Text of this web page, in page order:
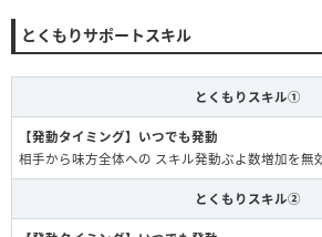
とくもりサポートスキル
とくもりスキル①
【発動タイミング】いつでも発動
相手から味方全体への スキル発動ぷよ数増加を無
とくもりスキル②